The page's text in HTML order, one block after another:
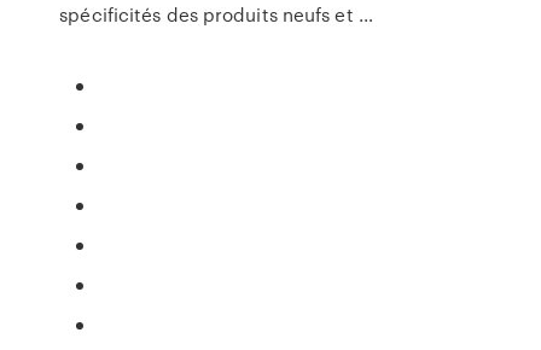
spécificités des produits neufs et …